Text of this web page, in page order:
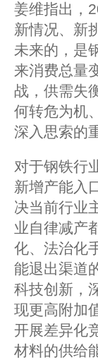
姜维指出，
新情况、新
未来的，是
来消费总量
战，供需失
何转危为机
深入思索的
对于钢铁行
新增产能入
决当前行业
业自律减产
化、法治化
能退出渠道
科技创新，
现更高附加
开展差异化
材料的供给